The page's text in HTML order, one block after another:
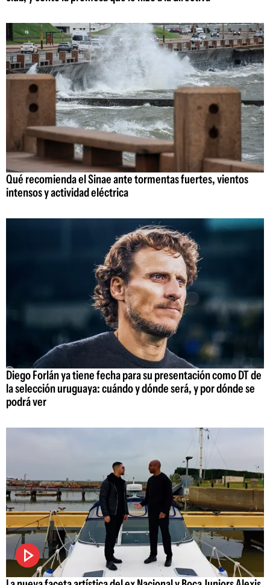
Qué recomienda el Sinae ante tormentas fuertes, vientos
intensos y actividad eléctrica
Diego Forlán ya tiene fecha para su presentación como DT de
la selección uruguaya: cuándo y dónde será, y por dónde se
podrá ver